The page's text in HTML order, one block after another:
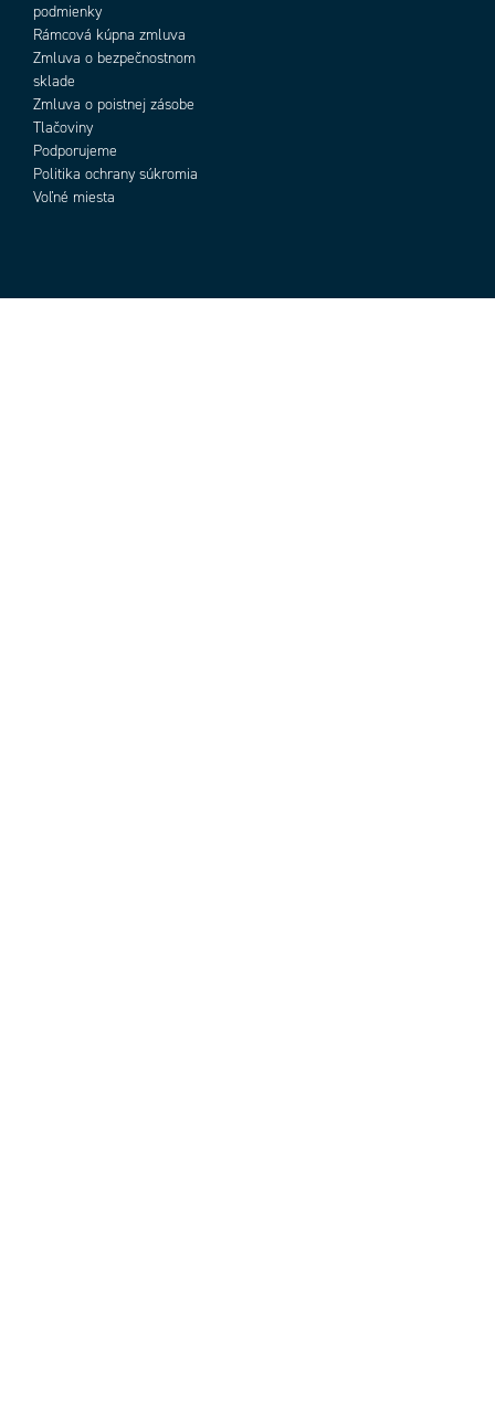
podmienky
Rámcová kúpna zmluva
Zmluva o bezpečnostnom
sklade
Zmluva o poistnej zásobe
Tlačoviny
Podporujeme
Politika ochrany súkromia
Voľné miesta